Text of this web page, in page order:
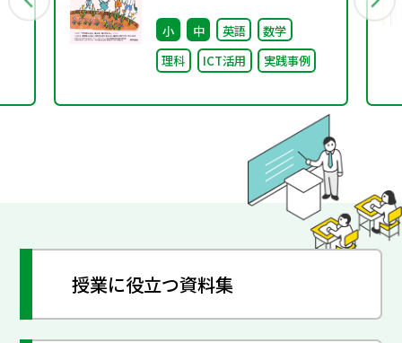
vol.78 2026年4月発行
小 中 英語
数学
理科
ICT活用 実践事例
授業に役立つ資料集